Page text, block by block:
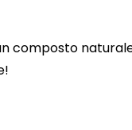
composto